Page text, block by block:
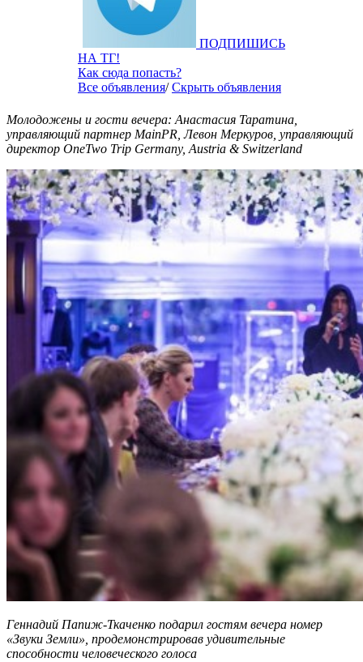
ПОДПИШИСЬ
НА ТГ!
Как сюда попасть?
Все объявления/Скрыть объявления
Молодожены и гости вечера: Анастасия Таратина,
управляющий партнер MainPR, Левон Меркуров, управляющий
директор OneTwo Trip Germany, Austria & Switzerland
Геннадий Папиж-Ткаченко подарил гостям вечера номер
«Звуки Земли», продемонстрировав удивительные
способности человеческого голоса